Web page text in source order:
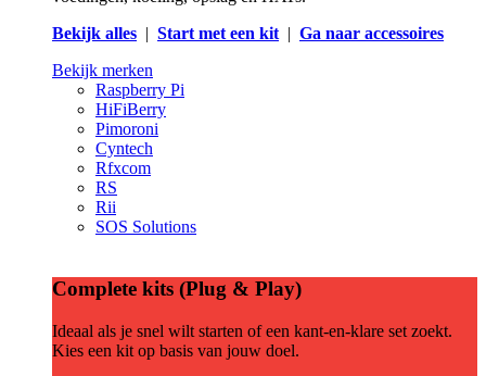
Bekijk alles | Start met een kit| Ga naar accessoires
Bekijk merken
Raspberry Pi
HiFiBerry
Pimoroni
Cyntech
Rfxcom
RS
Rii
SOS Solutions
Complete kits (Plug & Play)
Ideaal als je snel wilt starten of een kant-en-klare set zoekt.
Kies een kit op basis van jouw doel.